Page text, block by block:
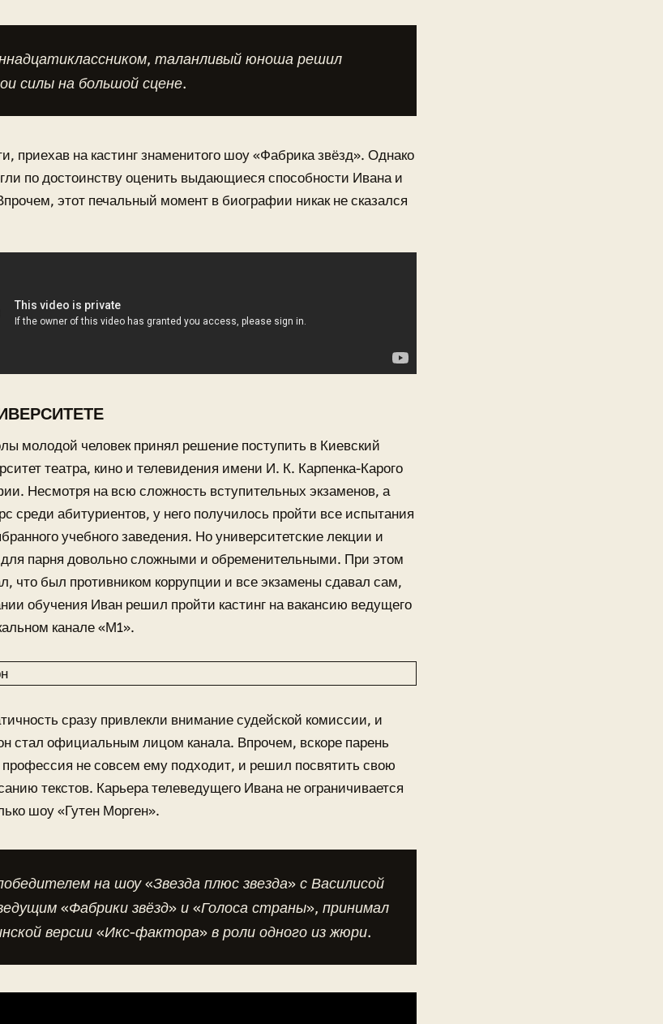
таланливый юноша решил
силы на большой сцене.
приехав на кастинг знаменитого шоу «Фабрика звёзд». Однако
по достоинству оценить выдающиеся способности Ивана и
этот печальный момент в биографии никак не сказался
молодой человек принял решение поступить в Киевский
театра, кино и телевидения имени И. К. Карпенка-Карого
Несмотря на всю сложность вступительных экзаменов, а
среди абитуриентов, у него получилось пройти все испытания
учебного заведения. Но университетские лекции и
парня довольно сложными и обременительными. При этом
что был противником коррупции и все экзамены сдавал сам,
обучения Иван решил пройти кастинг на вакансию ведущего
канале «М1».
сразу привлекли внимание судейской комиссии, и
стал официальным лицом канала. Впрочем, вскоре парень
не совсем ему подходит, и решил посвятить свою
текстов. Карьера телеведущего Ивана не ограничивается
шоу «Гутен Морген».
на шоу «Звезда плюс звезда» с Василисой
«Фабрики звёзд» и «Голоса страны», принимал
версии «Икс-фактора» в роли одного из жюри.